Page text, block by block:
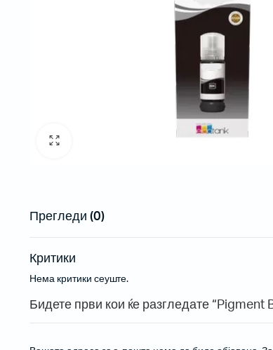
Рибони
Бар-код читачи за на маса
Безжични бар-код читачи
Прегледи (0)
Критики
Нема критики сеуште.
Бидете први кои ќе разгледате